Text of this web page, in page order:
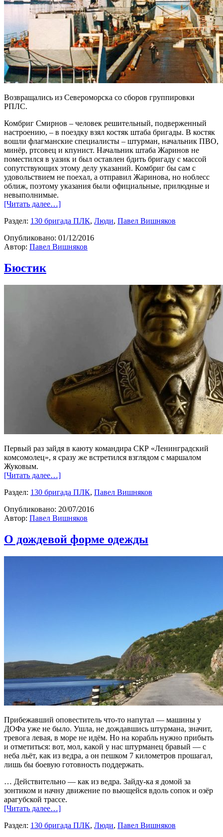
Возвращались из Североморска со сборов группировки
РПЛС.
Комбриг Смирнов – человек решительный, подверженный
настроению, – в поездку взял костяк штаба бригады. В костяк
вошли флагманские специалисты – штурман, начальник ПВО,
минёр, ртсовец и кпунист. Начальник штаба Жаринов не
поместился в уазик и был оставлен бдить бригаду с массой
сопутствующих этому делу указаний. Комбриг бы сам с
удовольствием не поехал, а отправил Жаринова, но ноблесс
оближ, поэтому указания были официальные, прилюдные и
невыполнимые.
[Читать далее…]
Раздел: 130 бригада ПЛК, Люди, Павел Вишняков
Опубликовано: 01/12/2016
Автор: Павел Вишняков
Бюстик
Первый раз зайдя в каюту командира СКР «Ленинградский
комсомолец», я сразу же встретился взглядом с маршалом
Жуковым.
[Читать далее…]
Раздел: 130 бригада ПЛК, Павел Вишняков
Опубликовано: 20/07/2016
Автор: Павел Вишняков
О дождевой форме одежды
Прибежавший оповеститель что-то напутал — машины у
ДОФа уже не было. Ушла, не дождавшись штурмана, значит,
тревога левая, в море не идём. Но на корабль нужно прибыть
и отметиться: вот, мол, какой у нас штурманец бравый — с
неба льёт, как из ведра, а он пешком 7 километров прошагал,
лишь бы боевую готовность поддержать.
… Действительно — как из ведра. Зайду-ка я домой за
зонтиком и начну движение по вьющейся вдоль сопок и озёр
арагубской трассе.
[Читать далее…]
Раздел: 130 бригада ПЛК, Люди, Павел Вишняков